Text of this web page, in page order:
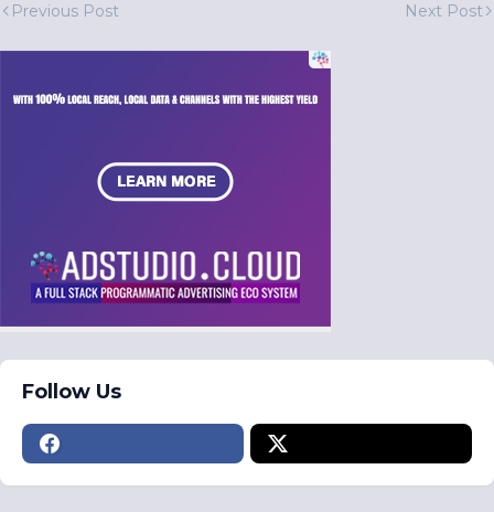
Previous Post Next Post
Follow Us